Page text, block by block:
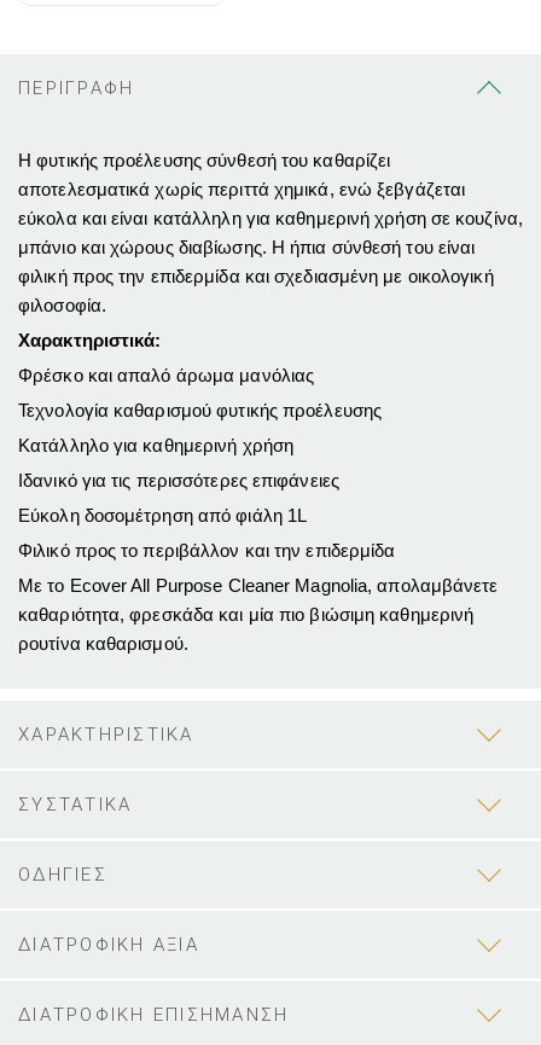
ΠΕΡΙΓΡΑΦΗ
Η φυτικής προέλευσης σύνθεσή του καθαρίζει
αποτελεσματικά χωρίς περιττά χημικά, ενώ ξεβγάζεται
εύκολα και είναι κατάλληλη για καθημερινή χρήση σε κουζίνα,
μπάνιο και χώρους διαβίωσης. Η ήπια σύνθεσή του είναι
φιλική προς την επιδερμίδα και σχεδιασμένη με οικολογική
φιλοσοφία.
Χαρακτηριστικά:
Φρέσκο και απαλό άρωμα μανόλιας
Τεχνολογία καθαρισμού φυτικής προέλευσης
Κατάλληλο για καθημερινή χρήση
Ιδανικό για τις περισσότερες επιφάνειες
Εύκολη δοσομέτρηση από φιάλη 1L
Φιλικό προς το περιβάλλον και την επιδερμίδα
Με το Ecover All Purpose Cleaner Magnolia, απολαμβάνετε
καθαριότητα, φρεσκάδα και μία πιο βιώσιμη καθημερινή
ρουτίνα καθαρισμού.
ΧΑΡΑΚΤΗΡΙΣΤΙΚΑ
ΣΥΣΤΑΤΙΚΑ
ΟΔΗΓΙΕΣ
ΔΙΑΤΡΟΦΙΚΗ ΑΞΙΑ
ΔΙΑΤΡΟΦΙΚΗ ΕΠΙΣΗΜΑΝΣΗ